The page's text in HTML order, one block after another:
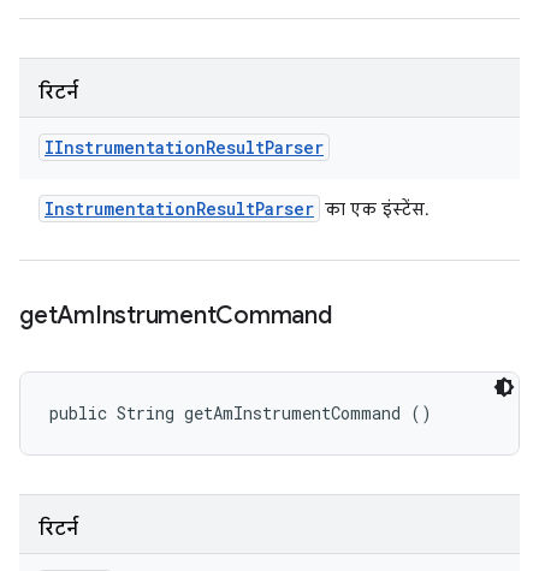
रिटर्न
IInstrumentationResultParser
InstrumentationResultParser का एक इंस्टेंस.
getAmInstrumentCommand
public String getAmInstrumentCommand ()
रिटर्न